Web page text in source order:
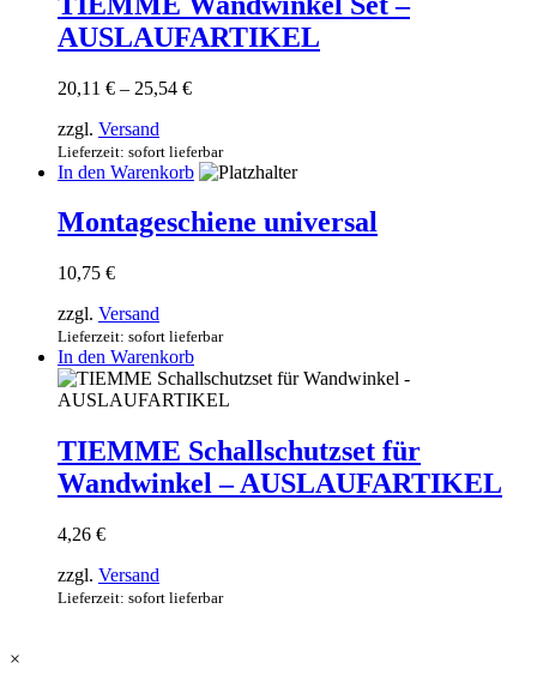
Varianten
auf.
der
Produktseite
werden
AUSLAUFARTIKEL
20,11 € – 25,54 €Preisspanne:
25,54 €
zzgl. Versand
Lieferzeit: sofort lieferbar
In den Warenkorb
Montageschiene universal
10,75 €
zzgl. Versand
Lieferzeit: sofort lieferbar
In den Warenkorb
TIEMME Schallschutzset für
Wandwinkel – AUSLAUFARTIKEL
4,26 €
zzgl. Versand
Lieferzeit: sofort lieferbar
×